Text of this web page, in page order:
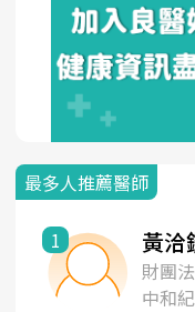
最多人推薦醫師
1 黃洽
財團
中和